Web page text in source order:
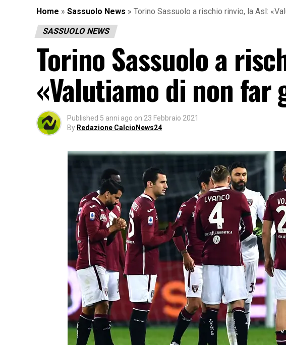
Home » Sassuolo News » Torino Sassuolo a rischio rinvio, la Asl:
SASSUOLO NEWS
Torino Sassuolo a
«Valutiamo di non
Published 5 anni ago on 23 Febbraio 2021
By Redazione CalcioNews24